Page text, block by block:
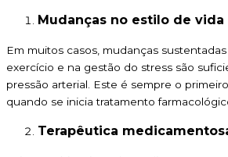
Mudanças no estilo de vida
Em muitos casos, mudanças
exercício e na gestão do stress são
pressão arterial. Este é sempre o
quando se inicia tratamento
Terapêutica